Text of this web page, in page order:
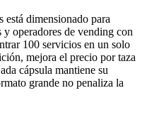
está dimensionado para
operadores de vending con
100 servicios en un solo
mejora el precio por taza
cápsula mantiene su
grande no penaliza la